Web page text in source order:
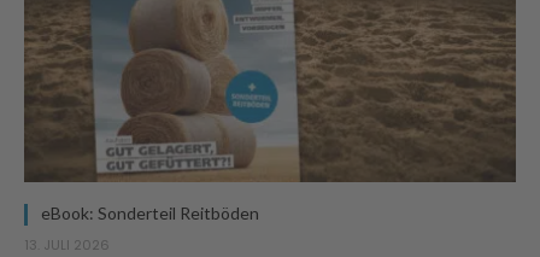
eBook: Sonderteil Reitböden
13. JULI 2026